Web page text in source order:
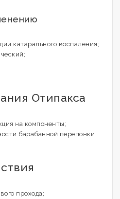
катарального воспаления;
Отипакса
на компоненты;
барабанной перепонки.
прохода;